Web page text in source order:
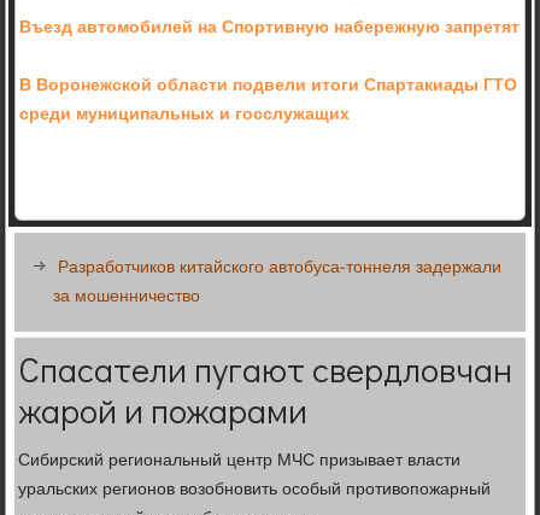
Въезд автомобилей на Спортивную набережную запретят
В Воронежской области подвели итоги Спартакиады ГТО
среди муниципальных и госслужащих
Разработчиков китайского автобуса-тоннеля задержали
за мошенничество
Спасатели пугают свердловчан
жарой и пожарами
Сибирский региональный центр МЧС призывает власти
уральских регионов возобновить особый противопожарный